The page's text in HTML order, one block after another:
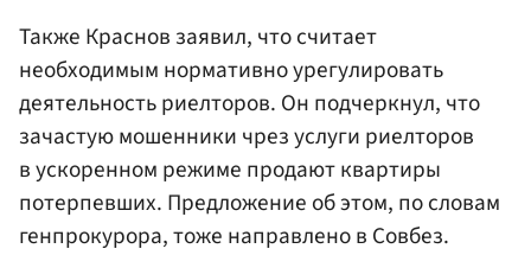
Также Краснов заявил, что считает
необходимым нормативно урегулировать
деятельность риелторов. Он подчеркнул, что
зачастую мошенники чрез услуги риелторов
в ускоренном режиме продают квартиры
потерпевших. Предложение об этом, по словам
генпрокурора, тоже направлено в Совбез.